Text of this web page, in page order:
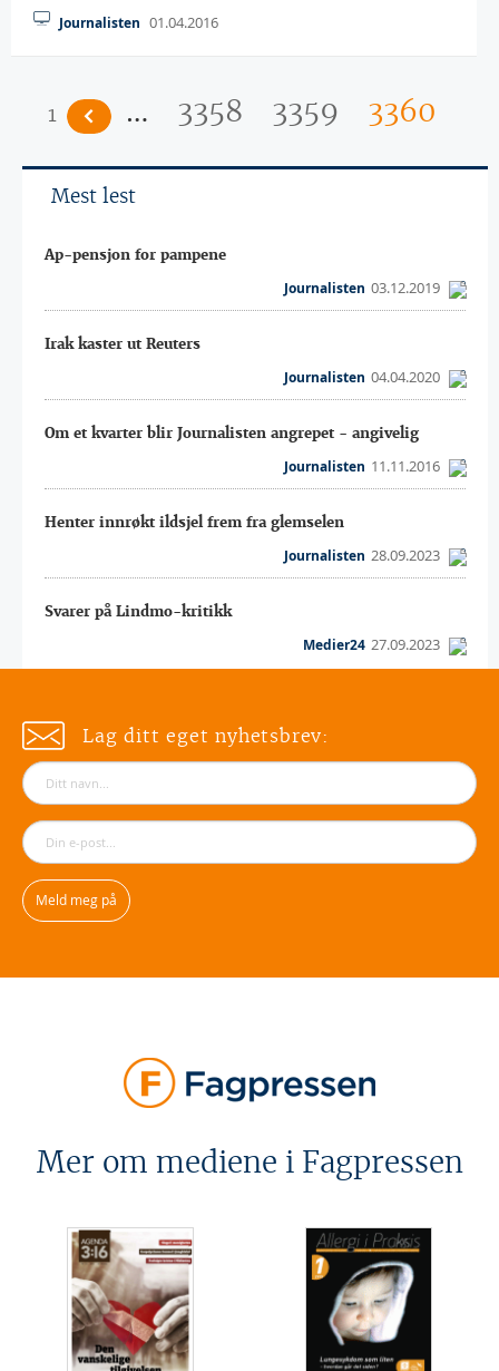
Journalisten 01.04.2016
1 … 3358 3359 3360
Mest lest
Ap-pensjon for pampene
Journalisten 03.12.2019
Irak kaster ut Reuters
Journalisten 04.04.2020
Om et kvarter blir Journalisten angrepet - angivelig
Journalisten 11.11.2016
Henter innrøkt ildsjel frem fra glemselen
Journalisten 28.09.2023
Svarer på Lindmo-kritikk
Medier24 27.09.2023
Lag ditt eget nyhetsbrev:
Mer om mediene i Fagpressen